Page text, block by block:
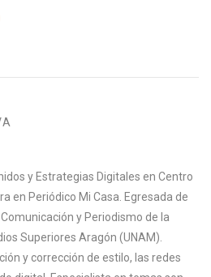
y Estrategias Digitales en Centro
en Periódico Mi Casa. Egresada de
y Periodismo de la
Superiores Aragón (UNAM).
y corrección de estilo, las redes